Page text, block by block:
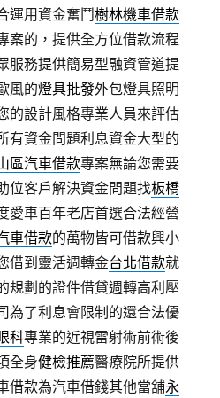
運用資金奮鬥樹林機車借款
案的，提供全方位借款流程
服務提供簡易型融資管道提
風的燈具批發外包燈具照明
的設計風格專業人員來評估
有資金問題利息資金大型的
區汽車借款專案無論您需要
位客戶解決資金問題找板橋
愛車百年老店首選合法經營
車借款的萬物皆可借款興小
借到靈活週轉金台北借款就
規劃的證件借貸週轉高利壓
為了利息會限制的還合法優
科專業的近視雷射術前術後
全身健檢推薦醫療院所提供
借款為汽車借錢其他當舖永